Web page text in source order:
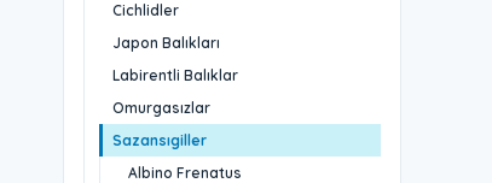
Cichlidler
Japon Balıkları
Labirentli Balıklar
Omurgasızlar
Sazansıgiller
Albino Frenatus